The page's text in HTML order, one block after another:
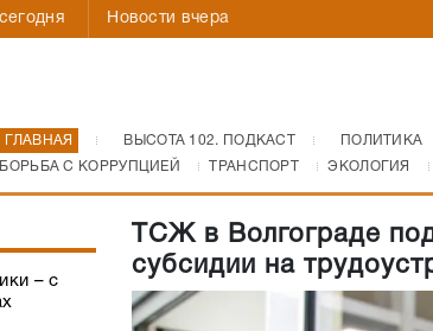
Новости вчера
ГЛАВНАЯ ВЫСОТА 102. ПОДКАСТ ПОЛИТИКА
БОРЬБА С КОРРУПЦИЕЙ
ТРАНСПОРТ ЭКОЛОГИЯ
– с
ТСЖ в Волгограде
субсидии на